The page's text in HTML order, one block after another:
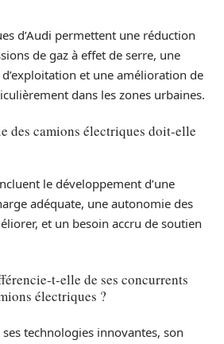
d’Audi permettent une réduction
de gaz à effet de serre, une
et une amélioration de
dans les zones urbaines.
des camions électriques doit-elle
le développement d’une
adéquate, une autonomie des
et un besoin accru de soutien
t-elle de ses concurrents
électriques ?
technologies innovantes, son